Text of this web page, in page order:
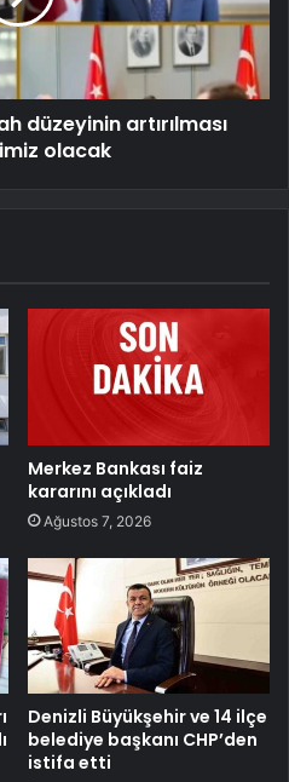
düzeyinin artırılması
olacak
Merkez Bankası faiz
kararını açıkladı
Ağustos 7, 2026
Denizli Büyükşehir ve 14 ilçe
belediye başkanı CHP’den
istifa etti